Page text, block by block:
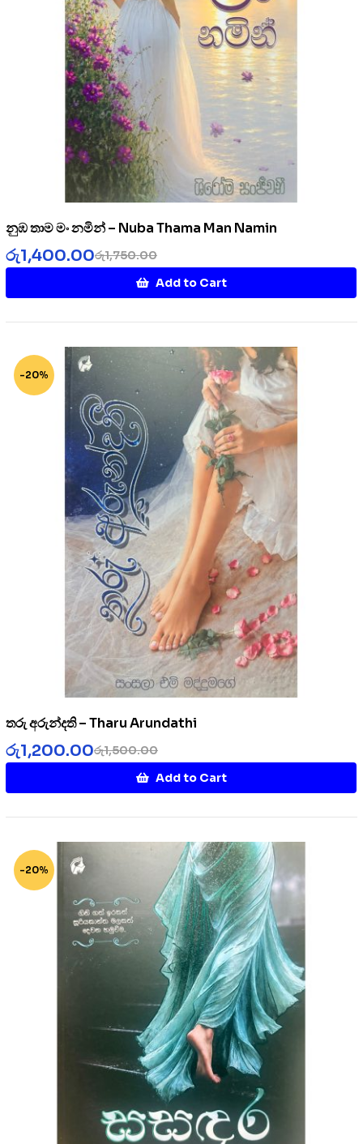
නුඹ තාම මං නමින් – Nuba Thama Man Namin
රු1,750.00
රු1,400.00
Add to Cart
-20%
තරු අරුන්දති – Tharu Arundathi
රු1,500.00
රු1,200.00
Add to Cart
-20%